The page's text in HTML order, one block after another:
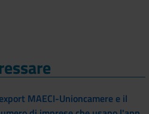
MAECI-Unioncamere e il